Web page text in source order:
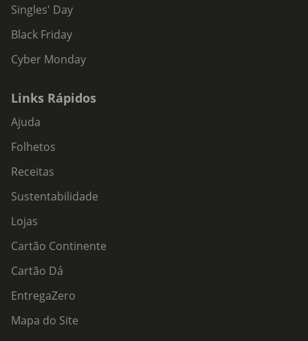
Singles' Day
Black Friday
Cyber Monday
Links Rápidos
Ajuda
Folhetos
Receitas
Sustentabilidade
Lojas
Cartão Continente
Cartão Dá
EntregaZero
Mapa do Site